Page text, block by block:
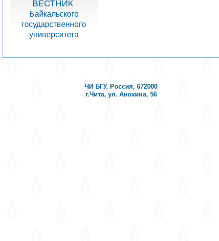
ВЕСТНИК
Байкальского
государственного
университета
ЧИ БГУ, Россия, 672000
г.Чита, ул. Анохина, 56